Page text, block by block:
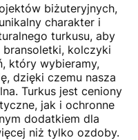
biżuteryjnych,
charakter i
turkusu, aby
kolczyki
który wybieramy,
dzięki czemu nasza
Turkus jest ceniony
jak i ochronne
dodatkiem dla
niż tylko ozdoby.